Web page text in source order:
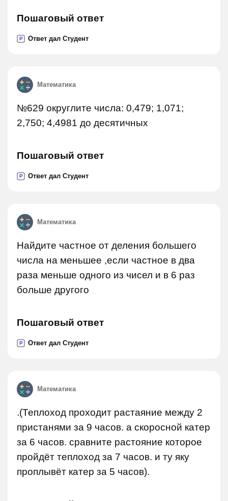
Пошаговый ответ
P Ответ дал Студент
Математика
№629 округлите числа: 0,479; 1,071;
2,750; 4,4981 до десятичных
Пошаговый ответ
P Ответ дал Студент
Математика
Найдите частное от деления большего
числа на меньшее ,если частное в два
раза меньше одного из чисел и в 6 раз
больше другого
Пошаговый ответ
P Ответ дал Студент
Математика
.(Теплоход проходит растаяние между 2
пристанями за 9 часов. а скоросной катер
за 6 часов. сравните растояние которое
пройдёт теплоход за 7 часов. и ту яку
проплывёт катер за 5 часов).